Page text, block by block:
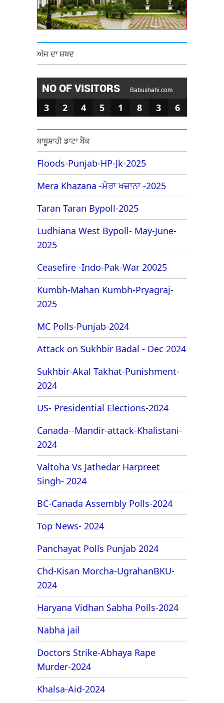
ਅੱਜ ਦਾ ਸ਼ਬਦ
NO OF VISITORS Babushahi.com
3 2 4 5 1 8 3 6
ਬਾਬੂਸ਼ਾਹੀ ਡਾਟਾ ਬੈਂਕ
Floods-Punjab-HP-Jk-2025
Mera Khazana -ਮੇਰਾ ਖਜ਼ਾਨਾ -2025
Taran Taran Bypoll-2025
Ludhiana West Bypoll- May-June-
2025
Ceasefire -Indo-Pak-War 20025
Kumbh-Mahan Kumbh-Pryagraj-
2025
MC Polls-Punjab-2024
Attack on Sukhbir Badal - Dec 2024
Sukhbir-Akal Takhat-Punishment-
2024
US- Presidential Elections-2024
Canada--Mandir-attack-Khalistani-
2024
Valtoha Vs Jathedar Harpreet
Singh- 2024
BC-Canada Assembly Polls-2024
Top News- 2024
Panchayat Polls Punjab 2024
Chd-Kisan Morcha-UgrahanBKU-
2024
Haryana Vidhan Sabha Polls-2024
Nabha jail
Doctors Strike-Abhaya Rape
Murder-2024
Khalsa-Aid-2024